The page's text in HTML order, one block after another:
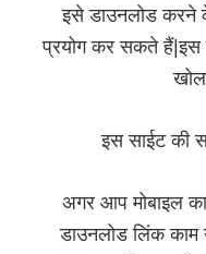
इसे डाउनलोड करने
प्रयोग कर सकते हैं|इस
इस साईट की
अगर आप मोबाइल
डाउनलोड लिंक काम